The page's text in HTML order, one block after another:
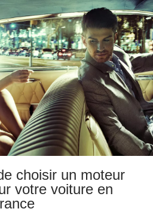
choisir un moteur
votre voiture en